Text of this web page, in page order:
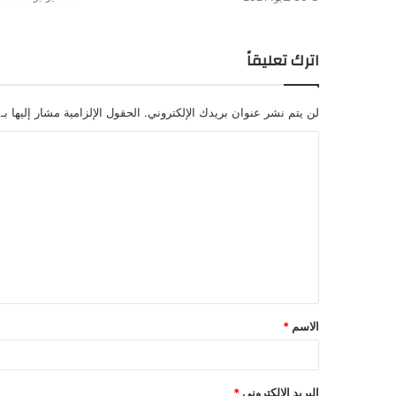
اترك تعليقاً
لن يتم نشر عنوان بريدك الإلكتروني. الحقول الإلزامية مشار إليها بـ
الاسم *
البريد الإلكتروني *